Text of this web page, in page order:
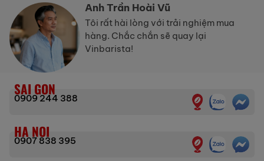
Anh Trần Hoài Vũ
Tôi rất hài lòng với trải nghiệm mua
hàng. Chắc chắn sẽ quay lại
Vinbarista!
SAI GON
0909 244 388
HA NOI
0907 838 395